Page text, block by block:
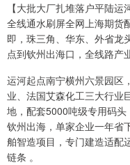
【大批大厂扎堆落户平陆
全线通水刷屏全网上海期货
即，珠三角、华东、外省龙
点到钦州出海口，全线路产
运河起点南宁横州六景园区
业、法国艾森化工三大行业
地，配套5000吨级专用码
钦州出海，单家企业一年省
舶智造项目，专门建造适配
链条 。